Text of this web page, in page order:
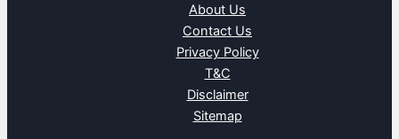
About Us
Contact Us
Privacy Policy
T&C
Disclaimer
Sitemap